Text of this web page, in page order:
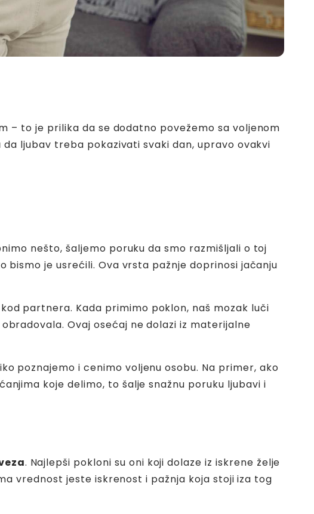
– to je prilika da se dodatno povežemo sa voljenom
ljubav treba pokazivati svaki dan, upravo ovakvi
nešto, šaljemo poruku da smo razmišljali o toj
je usrećili. Ova vrsta pažnje doprinosi jačanju
partnera. Kada primimo poklon, naš mozak luči
Ovaj osećaj ne dolazi iz materijalne
poznajemo i cenimo voljenu osobu. Na primer, ako
koje delimo, to šalje snažnu poruku ljubavi i
. Najlepši pokloni su oni koji dolaze iz iskrene želje
vrednost jeste iskrenost i pažnja koja stoji iza tog